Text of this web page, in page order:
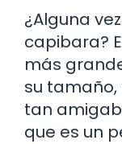
¿Alguna
capibara?
más
su
tan
que es un